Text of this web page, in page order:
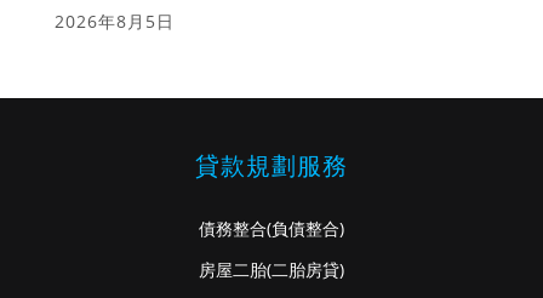
2026年8月5日
貸款規劃服務
債務整合(負債整合)
房屋二胎(二胎房貸)